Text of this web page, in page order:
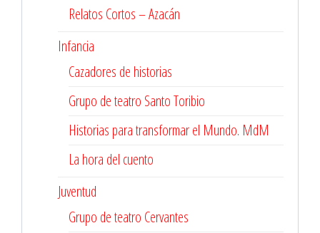
Relatos Cortos – Azacán
Infancia
Cazadores de historias
Grupo de teatro Santo Toribio
Historias para transformar el Mundo. MdM
La hora del cuento
Juventud
Grupo de teatro Cervantes